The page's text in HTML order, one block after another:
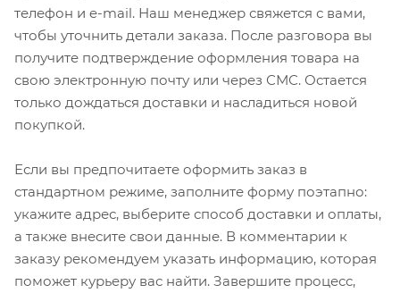
телефон и e-mail. Наш менеджер свяжется с вами,
чтобы уточнить детали заказа. После разговора вы
получите подтверждение оформления товара на
свою электронную почту или через СМС. Остается
только дождаться доставки и насладиться новой
покупкой.
Если вы предпочитаете оформить заказ в
стандартном режиме, заполните форму поэтапно:
укажите адрес, выберите способ доставки и оплаты,
а также внесите свои данные. В комментарии к
заказу рекомендуем указать информацию, которая
поможет курьеру вас найти. Завершите процесс,